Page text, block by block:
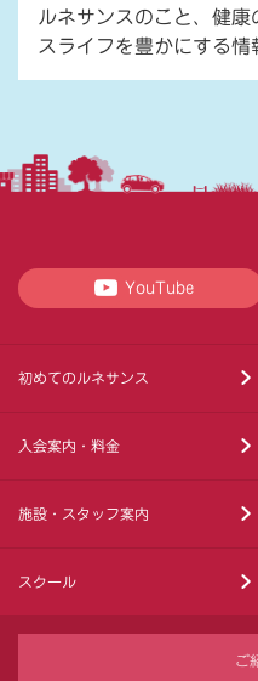
ルネサンスのこと、健
スライフを豊かにする情
YouTube
初めてのルネサンス
入会案内・料金
施設・スタッフ案内
スクール
ご